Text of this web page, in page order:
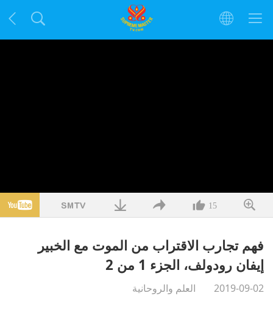
15
فهم تجارب الاقتراب من الموت مع الخبير
إيفان رودولف، الجزء 1 من 2‏
2019-09-02 العلم والروحانية